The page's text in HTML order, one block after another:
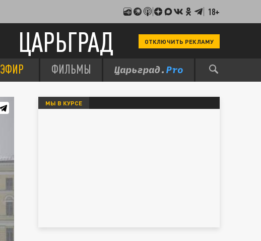
18+
ЦАРЬГРАД ОТКЛЮЧИТЬ РЕКЛАМУ
ЭФИР ФИЛЬМЫ
МЫ В КУРСЕ